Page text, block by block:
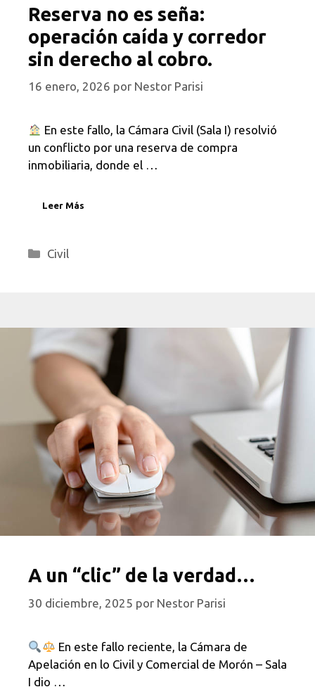
Reserva no es seña:
operación caída y corredor
sin derecho al cobro.
16 enero, 2026 por Nestor Parisi
En este fallo, la Cámara Civil (Sala I) resolvió
un conflicto por una reserva de compra
inmobiliaria, donde el …
Leer Más
Categorías
Civil
A un “clic” de la verdad…
30 diciembre, 2025 por Nestor Parisi
En este fallo reciente, la Cámara de
Apelación en lo Civil y Comercial de Morón – Sala
I dio …